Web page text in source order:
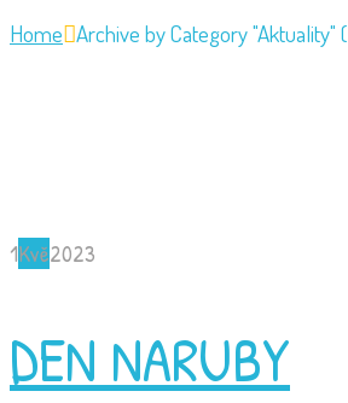
Home Archive by Category "Aktuality" (
1Kvě2023
DEN NARUBY